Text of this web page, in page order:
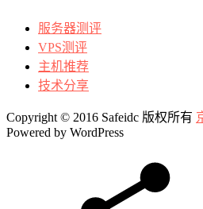
服务器测评
VPS测评
主机推荐
技术分享
Copyright © 2016 Safeidc 版权所有
Powered by WordPress